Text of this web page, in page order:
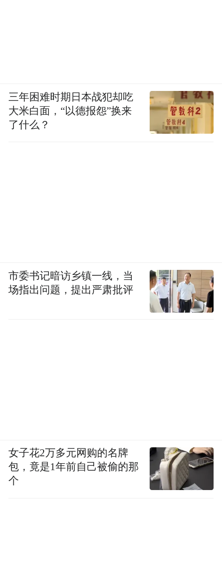
三年困难时期日本战犯却吃
大米白面，“以德报怨”换来
了什么？
市委书记暗访乡镇一线，当
场指出问题，提出严肃批评
女子花2万多元网购的名牌
包，竟是1年前自己被偷的那
个